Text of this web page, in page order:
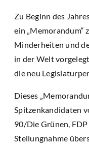
Zu Beginn des
ein „Memorandum“
Minderheiten und
in der Welt
die neu
Dieses
Spitzenkandidaten
90/Die Grünen,
Stellungnahme